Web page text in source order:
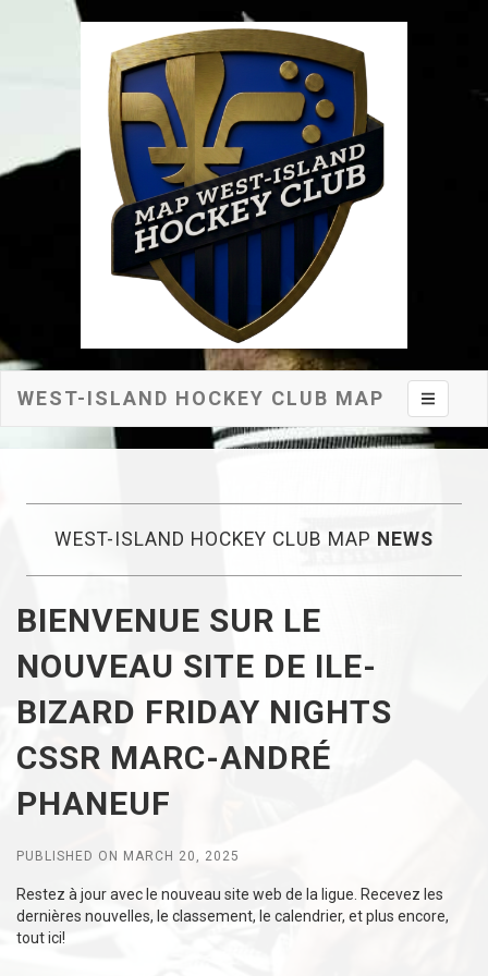
WEST-ISLAND HOCKEY CLUB MAP Toggle
WEST-ISLAND HOCKEY CLUB MAP NEWS
BIENVENUE SUR LE
NOUVEAU SITE DE ILE-
BIZARD FRIDAY NIGHTS
CSSR MARC-ANDRÉ
PHANEUF
PUBLISHED ON MARCH 20, 2025
Restez à jour avec le nouveau site web de la ligue. Recevez les
dernières nouvelles, le classement, le calendrier, et plus encore,
tout ici!